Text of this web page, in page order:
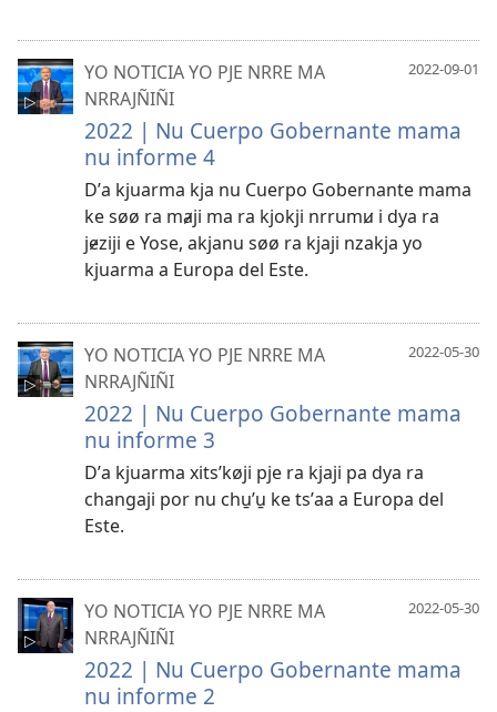
2022-09-01
YO NOTICIA YO PJE NRRE MA
NRRAJÑIÑI
2022 | Nu Cuerpo Gobernante mama
nu informe 4
Dʼa kjuarma kja nu Cuerpo Gobernante mama
ke søø ra mⱥji ma ra kjokji nrrumꞹ i dya ra
jɇziji e Yose, akjanu søø ra kjaji nzakja yo
kjuarma a Europa del Este.
2022-05-30
YO NOTICIA YO PJE NRRE MA
NRRAJÑIÑI
2022 | Nu Cuerpo Gobernante mama
nu informe 3
Dʼa kjuarma xitsʼkøji pje ra kjaji pa dya ra
changaji por nu chu̱ʼu̱ ke tsʼaa a Europa del
Este.
2022-05-30
YO NOTICIA YO PJE NRRE MA
NRRAJÑIÑI
2022 | Nu Cuerpo Gobernante mama
nu informe 2